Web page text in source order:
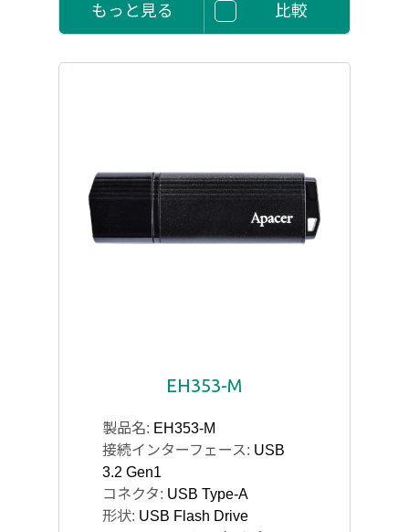
もっと見る 比較
EH353-M
製品名: EH353-M
接続インターフェース: USB
3.2 Gen1
コネクタ: USB Type-A
形状: USB Flash Drive